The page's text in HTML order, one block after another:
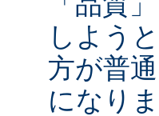
しよう
方が普
になり